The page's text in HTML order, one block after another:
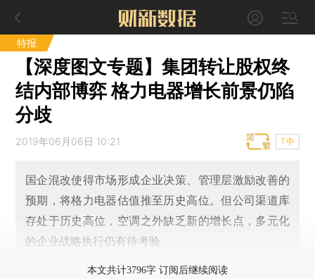
特报
【深度图文专题】集团转让股权终
结内部博弈 格力电器增长前景仍陷
分歧
2019年06月06日 10:21 T中
国企混改使得市场形成企业决策、管理层激励改善的
预期，将格力电器估值推至历史高位。但公司渠道库
存处于历史高位，空调之外缺乏新的增长点，多元化
的企业战略执行仍有待考验
本文共计3796字 订阅后继续阅读